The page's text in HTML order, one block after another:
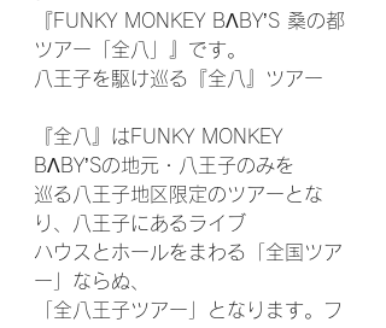
『FUNKY MONKEY BΛBY’S 桑の都
ツアー「全八」』です。
八王子を駆け巡る『全八』ツアー
『全八』はFUNKY MONKEY
BΛBY’Sの地元・八王子のみを
巡る八王子地区限定のツアーとな
り、八王子にあるライブ
ハウスとホールをまわる「全国ツア
ー」ならぬ、
「全八王子ツアー」となります。フ